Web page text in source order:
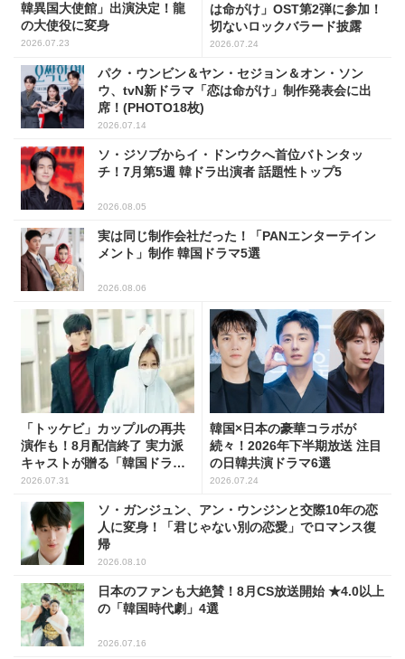
韓異国大使館」出演決定！龍
の大使役に変身
2026.07.23
は命がけ」OST第2弾に参加！
切ないロックバラード披露
2026.07.24
パク・ウンビン＆ヤン・セジョン＆オン・ソン
ウ、tvN新ドラマ「恋は命がけ」制作発表会に出
席！(PHOTO18枚)
2026.07.14
ソ・ジソブからイ・ドンウクへ首位バトンタッ
チ！7月第5週 韓ドラ出演者 話題性トップ5
2026.08.05
実は同じ制作会社だった！「PANエンターテイン
メント」制作 韓国ドラマ5選
2026.08.06
「トッケビ」カップルの再共
演作も！8月配信終了 実力派
キャストが贈る「韓国ドラ
マ」5選
2026.07.31
韓国×日本の豪華コラボが
続々！2026年下半期放送 注目
の日韓共演ドラマ6選
2026.07.24
ソ・ガンジュン、アン・ウンジンと交際10年の恋
人に変身！「君じゃない別の恋愛」でロマンス復
帰
2026.08.10
日本のファンも大絶賛！8月CS放送開始 ★4.0以上
の「韓国時代劇」4選
2026.07.16